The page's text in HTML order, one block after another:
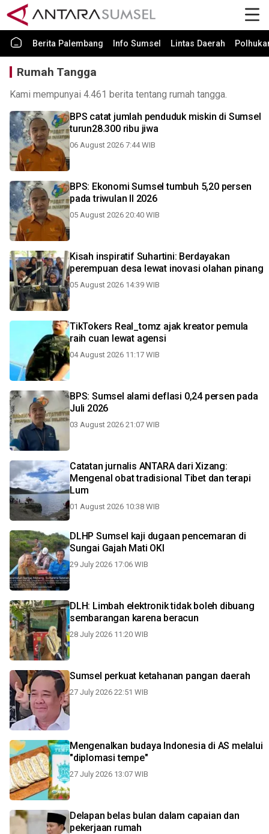
Berita Palembang Info Sumsel Lintas Daerah
Rumah Tangga
Kami mempunyai 4.461 berita tentang rumah tangga.
BPS catat jumlah penduduk miskin di Sumsel
turun28.300 ribu jiwa
06 August 2026 7:44 WIB
BPS: Ekonomi Sumsel tumbuh 5,20 persen
pada triwulan II 2026
05 August 2026 20:40 WIB
Kisah inspiratif Suhartini: Berdayakan
perempuan desa lewat inovasi olahan pinang
05 August 2026 14:39 WIB
TikTokers Real_tomz ajak kreator pemula
raih cuan lewat agensi
04 August 2026 11:17 WIB
BPS: Sumsel alami deflasi 0,24 persen pada
Juli 2026
03 August 2026 21:07 WIB
Catatan jurnalis ANTARA dari Xizang:
Mengenal obat tradisional Tibet dan terapi
Lum
01 August 2026 10:38 WIB
DLHP Sumsel kaji dugaan pencemaran di
Sungai Gajah Mati OKI
29 July 2026 17:06 WIB
DLH: Limbah elektronik tidak boleh dibuang
sembarangan karena beracun
28 July 2026 11:20 WIB
Sumsel perkuat ketahanan pangan daerah
27 July 2026 22:51 WIB
Mengenalkan budaya Indonesia di AS melalui
"diplomasi tempe"
27 July 2026 13:07 WIB
Delapan belas bulan dalam capaian dan
pekerjaan rumah